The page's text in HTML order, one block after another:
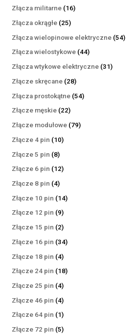
produktów
Złącza militarne 1616
Złącza okrągłe 2525
produktów
Złącza wielopinowe elektryczne 5454
Złącza wielostykowe 4444
produkty
Złącza wtykowe elektryczne 3131
Złącze skręcane 2828
produktów
Złącza prostokątne 5454
Złącze męskie 2222
produkty
Złącze modułowe 7979
Złącze 4 pin 1010
Złącze 5 pin 88
produktów
Złącze 6 pin 1212
Złącze 8 pin 44
produkty
Złącze 10 pin 1414
Złącze 12 pin 99
produktów
Złącze 15 pin 22
produkty
Złącze 16 pin 3434
Złącze 18 pin 44
produkty
Złącze 24 pin 1818
Złącze 25 pin 44
produkty
Złącze 46 pin 44
produkty
Złącze 64 pin 11
produkt
Złącze 72 pin 55